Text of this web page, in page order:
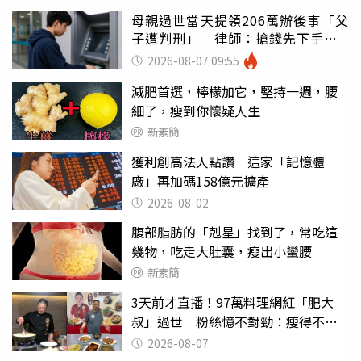
母親過世當天提領206萬辦後事「父
子遭判刑」 律師：搶錢先下手是
罪 2026-08-07 09:55
減肥首選，檸檬加它，堅持一週，腰
細了，瘦到你懷疑人生
新素簡
獲利創高法人點讚 這家「記憶體
廠」再加碼158億元擴產
2026-08-02
腹部脂肪的「剋星」找到了，常吃這
幾物，吃走大肚囊，瘦出小蠻腰
新素簡
3天前才直播！97萬料理網紅「肥大
叔」過世 粉絲憶不對勁：瘦得不合
理 2026-08-07